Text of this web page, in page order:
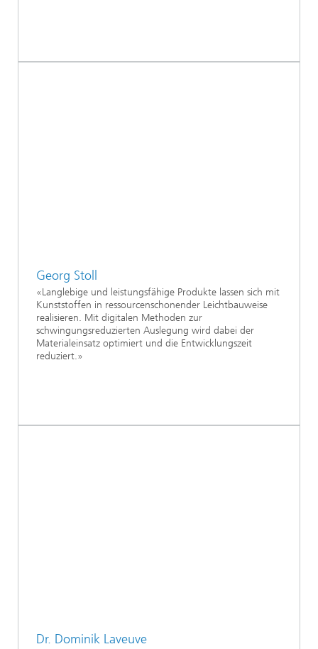
Georg Stoll
«Langlebige und leistungsfähige Produkte lassen sich mit
Kunststoffen in ressourcenschonender Leichtbauweise
realisieren. Mit digitalen Methoden zur
schwingungsreduzierten Auslegung wird dabei der
Materialeinsatz optimiert und die Entwicklungszeit
reduziert.»
Dr. Dominik Laveuve